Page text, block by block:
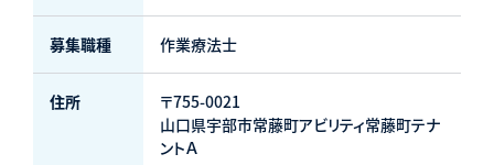
募集職種 作業療法士
住所
〒755-0021
山口県宇部市常藤町アビリティ常藤町テナ
ントＡ